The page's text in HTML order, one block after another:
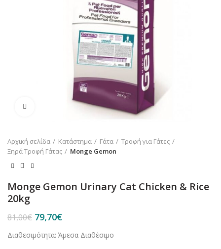
Κλικ για μεγέθυνση
Αρχική σελίδα Κατάστημα Γάτα
Τροφή για Γάτες
Ξηρά Τροφή Γάτας
Monge Gemon
Monge Gemon Urinary Cat Chicken & Rice
20kg
81,00€ Original
was:
79,70€Η
τιμή
Διαθεσιμότητα: Άμεσα Διαθέσιμο